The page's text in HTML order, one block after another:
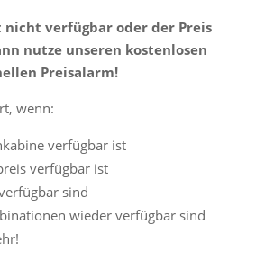
nicht verfügbar oder der Preis
nutze unseren kostenlosen
Preisalarm!
wenn:
verfügbar ist
verfügbar ist
sind
wieder verfügbar sind